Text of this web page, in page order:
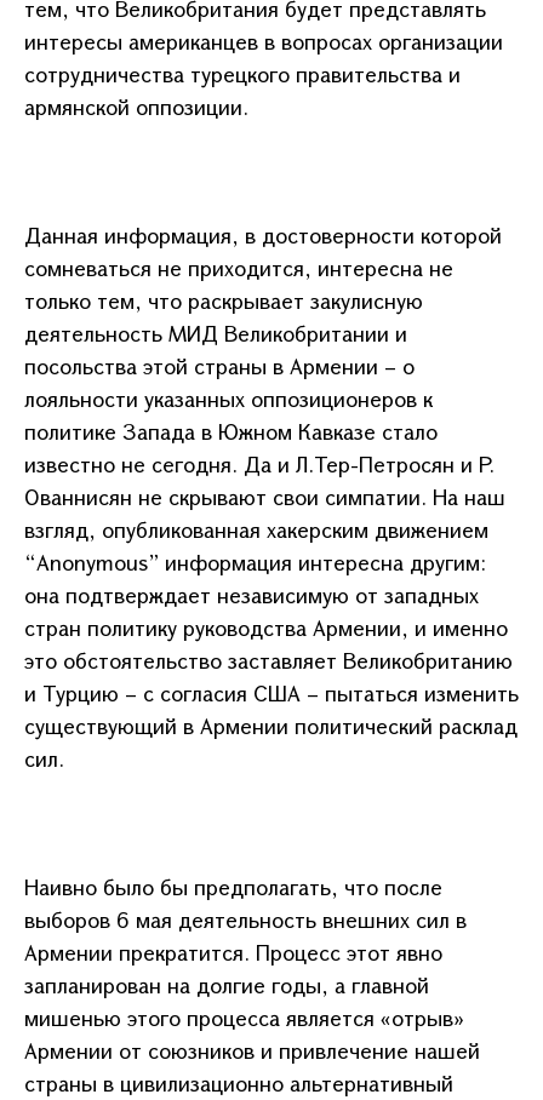
тем, что Великобритания будет представлять
интересы американцев в вопросах организации
сотрудничества турецкого правительства и
армянской оппозиции.
Данная информация, в достоверности которой
сомневаться не приходится, интересна не
только тем, что раскрывает закулисную
деятельность МИД Великобритании и
посольства этой страны в Армении – о
лояльности указанных оппозиционеров к
политике Запада в Южном Кавказе стало
известно не сегодня. Да и Л.Тер-Петросян и Р.
Ованнисян не скрывают свои симпатии. На наш
взгляд, опубликованная хакерским движением
“Anonymous” информация интересна другим:
она подтверждает независимую от западных
стран политику руководства Армении, и именно
это обстоятельство заставляет Великобританию
и Турцию – с согласия США – пытаться изменить
существующий в Армении политический расклад
сил.
Наивно было бы предполагать, что после
выборов 6 мая деятельность внешних сил в
Армении прекратится. Процесс этот явно
запланирован на долгие годы, а главной
мишенью этого процесса является «отрыв»
Армении от союзников и привлечение нашей
страны в цивилизационно альтернативный